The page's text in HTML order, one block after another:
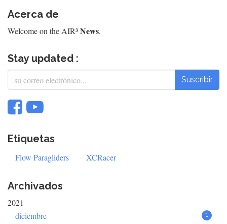
Acerca de
Welcome on the AIR³News.
Stay updated :
Suscribir
Etiquetas
Flow Paragliders XCRacer
Archivados
2021
diciembre
1